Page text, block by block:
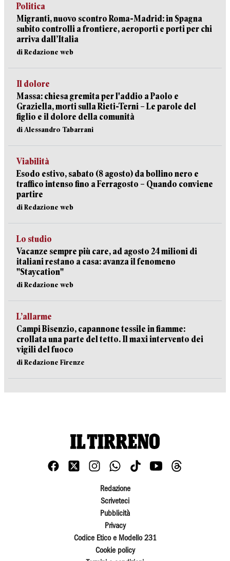
Politica
Migranti, nuovo scontro Roma-Madrid: in Spagna
subito controlli a frontiere, aeroporti e porti per chi
arriva dall’Italia
di Redazione web
Il dolore
Massa: chiesa gremita per l'addio a Paolo e
Graziella, morti sulla Rieti-Terni – Le parole del
figlio e il dolore della comunità
di Alessandro Tabarrani
Viabilità
Esodo estivo, sabato (8 agosto) da bollino nero e
traffico intenso fino a Ferragosto – Quando conviene
partire
di Redazione web
Lo studio
Vacanze sempre più care, ad agosto 24 milioni di
italiani restano a casa: avanza il fenomeno
"Staycation"
di Redazione web
L’allarme
Campi Bisenzio, capannone tessile in fiamme:
crollata una parte del tetto. Il maxi intervento dei
vigili del fuoco
di Redazione Firenze
Redazione
Scriveteci
Pubblicità
Privacy
Codice Etico e Modello 231
Cookie policy